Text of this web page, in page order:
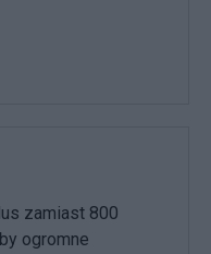
zamiast 800
ogromne